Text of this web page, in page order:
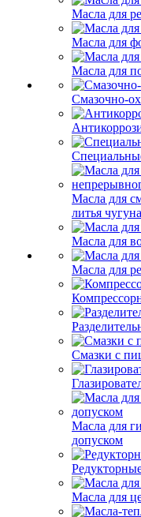
Масла для
Масла для
Масла для
Смазочно-
Масла для
литья чугуна
Масла для
Масла для
Смазки с
Масла для
допуском
Масла для